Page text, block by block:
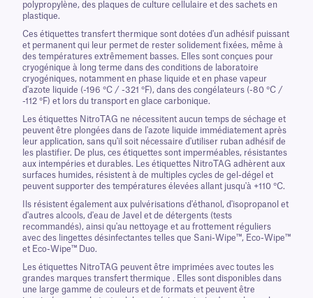
polypropylène, des plaques de culture cellulaire et des sachets en
plastique.
Ces étiquettes transfert thermique sont dotées d'un adhésif puissant
et permanent qui leur permet de rester solidement fixées, même à
des températures extrêmement basses. Elles sont conçues pour
cryogénique à long terme dans des conditions de laboratoire
cryogéniques, notamment en phase liquide et en phase vapeur
d'azote liquide (-196 °C / -321 °F), dans des congélateurs (-80 °C /
-112 °F) et lors du transport en glace carbonique.
Les étiquettes NitroTAG ne nécessitent aucun temps de séchage et
peuvent être plongées dans de l'azote liquide immédiatement après
leur application, sans qu'il soit nécessaire d'utiliser ruban adhésif de
les plastifier. De plus, ces étiquettes sont imperméables, résistantes
aux intempéries et durables. Les étiquettes NitroTAG adhèrent aux
surfaces humides, résistent à de multiples cycles de gel-dégel et
peuvent supporter des températures élevées allant jusqu'à +110 °C.
Ils résistent également aux pulvérisations d'éthanol, d'isopropanol et
d'autres alcools, d'eau de Javel et de détergents (tests
recommandés), ainsi qu'au nettoyage et au frottement réguliers
avec des lingettes désinfectantes telles que Sani-Wipe™, Eco-Wipe™
et Eco-Wipe™ Duo.
Les étiquettes NitroTAG peuvent être imprimées avec toutes les
grandes marques transfert thermique . Elles sont disponibles dans
une large gamme de couleurs et de formats et peuvent être